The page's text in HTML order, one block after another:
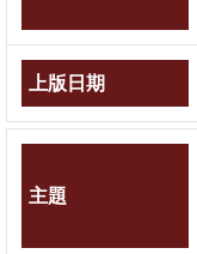
耕
法
文